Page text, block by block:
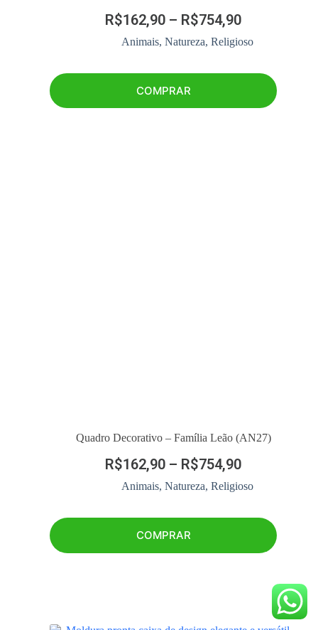
R$162,90 – R$754,90
Animais, Natureza, Religioso
COMPRAR
Quadro Decorativo – Família Leão (AN27)
R$162,90 – R$754,90
Animais, Natureza, Religioso
COMPRAR